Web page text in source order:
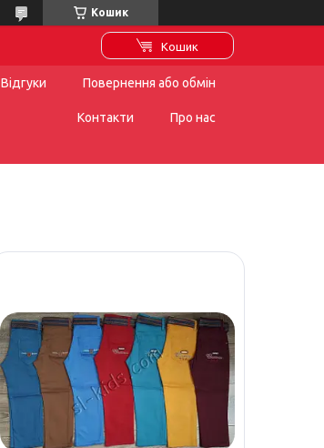
Кошик
Кошик
Відгуки Повернення або обмін
Контакти Про нас